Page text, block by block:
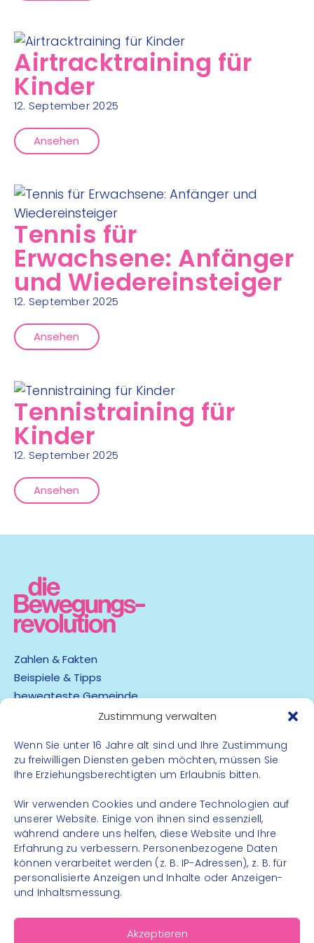
Zustimmung verwalten
Wenn Sie unter 16 Jahre alt sind und Ihre Zustimmung
zu freiwilligen Diensten geben möchten, müssen Sie
Ihre Erziehungsberechtigten um Erlaubnis bitten.
Wir verwenden Cookies und andere Technologien auf
unserer Website. Einige von ihnen sind essenziell,
während andere uns helfen, diese Website und Ihre
Erfahrung zu verbessern. Personenbezogene Daten
können verarbeitet werden (z. B. IP-Adressen), z. B. für
personalisierte Anzeigen und Inhalte oder Anzeigen-
und Inhaltsmessung.
Akzeptieren
Airtracktraining für
Kinder
12. September 2025
Ansehen
Tennis für
Erwachsene: Anfänger
und Wiedereinsteiger
12. September 2025
Ansehen
Tennistraining für
Kinder
12. September 2025
Ansehen
Zahlen & Fakten
Beispiele & Tipps
bewegteste Gemeinde
Barrierefreiheit
Datenschutz
Impressum
Kontakt
FOLGE UNS
Instagram
Facebook